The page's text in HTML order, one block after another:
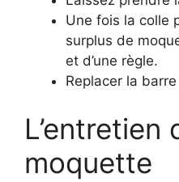
Une fois la colle
surplus de
et d’une règle.
Replacer la
L’entretien
moquette